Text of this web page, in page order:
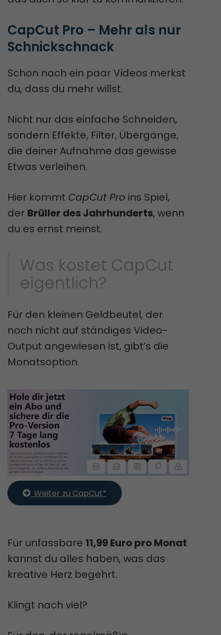
CapCut Pro – Mehr als nur
Schnickschnack
Schon nach ein paar Videos merkst
du, dass du mehr willst.
Nicht nur das einfache Schneiden,
sondern Effekte, Filter, Übergänge,
die deiner Aufnahme das gewisse
Etwas verleihen.
Hier kommt CapCut Pro ins Spiel,
der Brüller des Jahrhunderts, wenn
du es ernst meinst.
Was kostet CapCut
eigentlich?
Für den kleinen Geldbeutel, der
noch nicht auf ständiges Video-
Output angewiesen ist, gibt’s die
Monatsoption.
  Weiter zu CapCut*
Für unfassbare 11,99 Euro pro Monat
kannst du alles haben, was das
kreative Herz begehrt.
Klingt nach viel?